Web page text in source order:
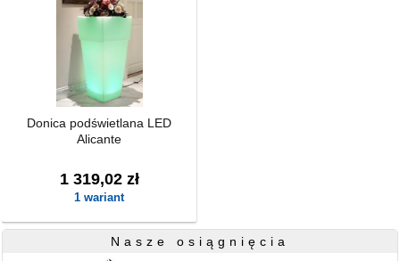
Donica podświetlana LED
Alicante
1 319,02 zł
1 wariant
Nasze osiągnięcia